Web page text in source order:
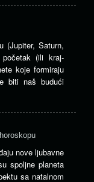
(Jupiter, Saturn,
(ili kraj-
koje formiraju
biti naš budući
nove ljubavne
spoljne planeta
sa natalnom